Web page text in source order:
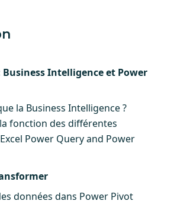
Intelligence et Power
la Business Intelligence ?
fonction des différentes
Power Query and Power
données dans Power Pivot